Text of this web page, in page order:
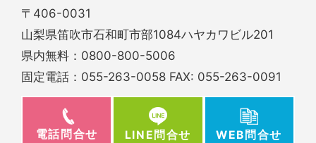
〒406-0031
山梨県笛吹市石和町市部1084ハヤカワビル201
県内無料： 0800-800-5006
固定電話： 055-263-0058 FAX: 055-263-0091
電話問合せ LINE問合せ WEB問合せ